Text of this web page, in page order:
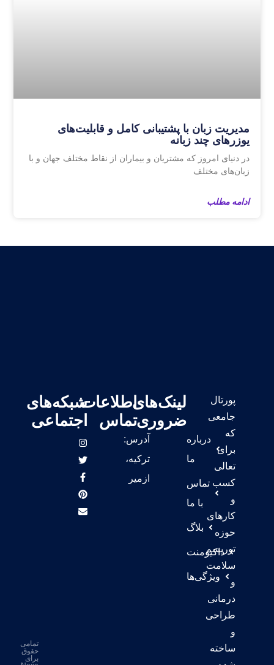
مدیریت زبان‌ با پشتیبانی کامل و قابلیت‌های
یوزرهای چند زبانه
در دنیای امروز که مشتریان و بیماران از نقاط مختلف جهان و با
زبان‌های مختلف
ادامه مطلب
پورتال
جامعی
که
برای
تعالی
کسب
و
کارهای
حوزه
توریسم
سلامت
و
درمانی
طراحی
و
ساخته
لینک‌های
ضروری
درباره
ما
تماس
با ما
بلاگ
داکیومنت
ویژگی‌ها
اطلاعات
تماس
آدرس:
ترکیه،
ازمیر
شبکه‌های
اجتماعی
تمامی
حقوق
برای